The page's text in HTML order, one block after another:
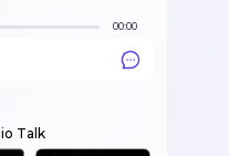
00:00
Talk